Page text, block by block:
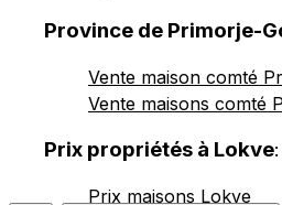
Province de Primorje-
Vente maison comté
Vente maisons comté
Prix propriétés à Lokve:
Prix maisons Lokve